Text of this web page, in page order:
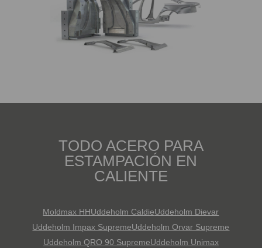
TODO ACERO PARA
ESTAMPACIÓN EN
CALIENTE
Moldmax HHUddeholm CaldieUddeholm Dievar
Uddeholm Impax SupremeUddeholm Orvar Supreme
Uddeholm QRO 90 SupremeUddeholm Unimax